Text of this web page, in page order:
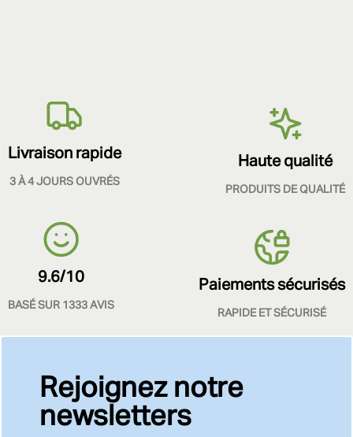
Livraison rapide
3 À 4 JOURS OUVRÉS
Haute qualité
PRODUITS DE QUALITÉ
9.6/10
BASÉ SUR 1333 AVIS
Paiements sécurisés
RAPIDE ET SÉCURISÉ
Rejoignez notre
newsletters